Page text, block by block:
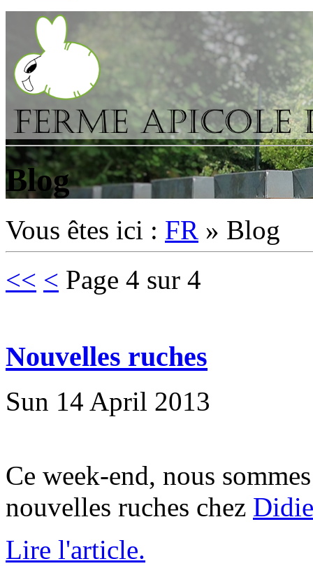
Blog
Vous êtes ici : FR » Blog
<< < Page 4 sur 4
Nouvelles ruches
Sun 14 April 2013
Ce week-end, nous
nouvelles ruches chez
Lire l'article.